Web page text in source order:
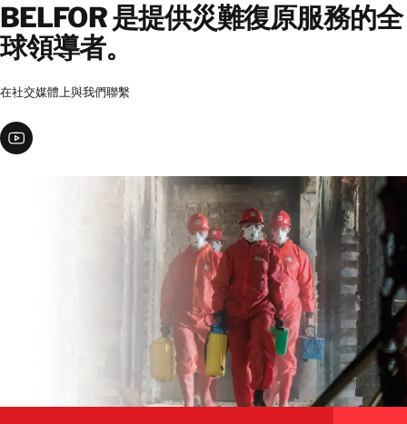
BELFOR 是提供災難復原服務​​的全
球領導者。
在社交媒體上與我們聯繫